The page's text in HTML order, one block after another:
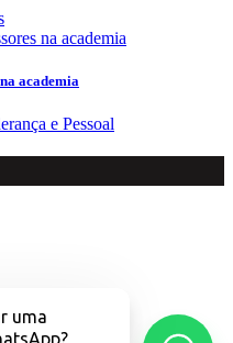
academia
e Pessoal
uma